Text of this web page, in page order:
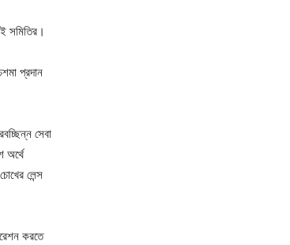
সমিতির।
প্রদান
সেবা
অর্থে
লেন্স
করতে